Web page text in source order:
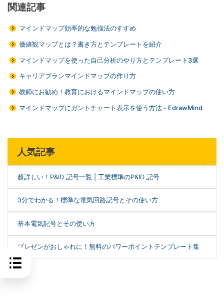
関連記事
マインドマップ効率的な勉強法のすすめ
価値観マップとは？書き方とテンプレートを紹介
マインドマップを使った自己分析のやり方とテンプレート3選
キャリアプランマインドマップの作り方
教師にお勧め！教育におけるマインドマップの使い方
マインドマップにガントチャート表示を使う方法 - EdrawMind
人気記事
超詳しい！P&ID 記号一覧 | 工業標準のP&ID 記号
3分でわかる！標準な電気回路記号とその使い方
基本電気記号とその使い方
プレゼンがおしゃれに！無料のパワーポイントテンプレート集